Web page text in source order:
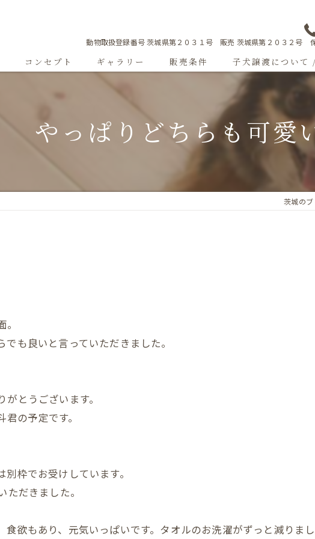
動物取扱登録番号 茨城県第２０３１号 販売 茨城県第２０３２号
コンセプト ギャラリー
Sweetgallery
成犬紹介
販売条件 子犬譲渡について
やっぱりどちらも可愛
茨城の
も良いと言っていただきました。
とうございます。
の予定です。
枠でお受けしています。
だきました。
欲もあり、元気いっぱいです。タオルのお洗濯がずっと減りま